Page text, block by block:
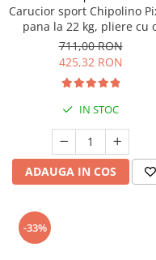
Carucior sport Chipolino
pana la 22 kg, pliere cu
singura mana, cu maner
transport, Tiramisu
711,00 RON
425,32 RON
IN STOC
ADAUGA IN COS
-33%